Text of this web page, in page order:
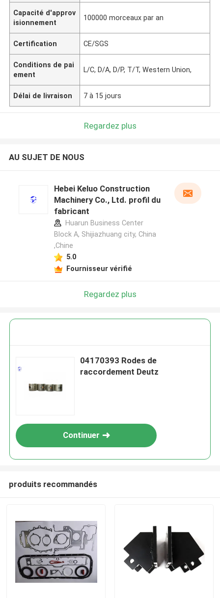
Capacité d'approv
isionnement
100000 morceaux par an
Certification CE/SGS
Conditions de pai
ement
L/C, D/A, D/P, T/T, Western Union,
Délai de livraison 7 à 15 jours
Regardez plus
AU SUJET DE NOUS
Hebei Keluo Construction
Machinery Co., Ltd. profil du
fabricant
Huarun Business Center
Block A, Shijiazhuang city, China
,Chine
5.0
Fournisseur vérifié
Regardez plus
04170393 Rodes de
raccordement Deutz
Continuer
produits recommandés